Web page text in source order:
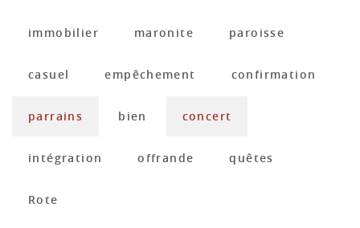
immobilier maronite paroisse
casuel empêchement confirmation
parrains bien concert
intégration offrande quêtes
Rote